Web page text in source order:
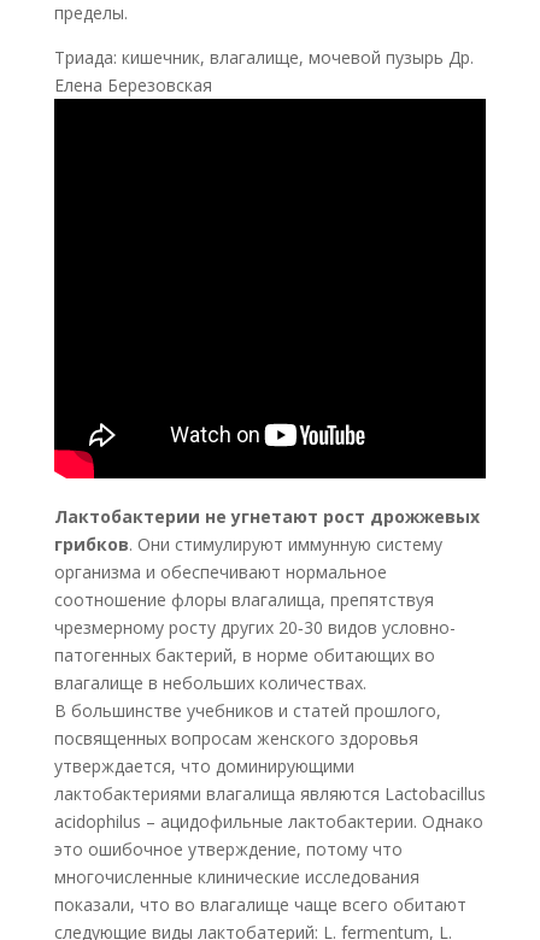
пределы.
Триада: кишечник, влагалище, мочевой пузырь Др.
Елена Березовская
Лактобактерии не угнетают рост дрожжевых
грибков. Они стимулируют иммунную систему
организма и обеспечивают нормальное
соотношение флоры влагалища, препятствуя
чрезмерному росту других 20‑30 видов условно-
патогенных бактерий, в норме обитающих во
влагалище в небольших количествах.
В большинстве учебников и статей прошлого,
посвященных вопросам женского здоровья
утверждается, что доминирующими
лактобактериями влагалища являются Lactobacillus
acidophilus – ацидофильные лактобактерии. Однако
это ошибочное утверждение, потому что
многочисленные клинические исследования
показали, что во влагалище чаще всего обитают
следующие виды лактобатерий: L. fermentum, L.